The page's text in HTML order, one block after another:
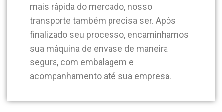
mais rápida do mercado, nosso
transporte também precisa ser. Após
finalizado seu processo, encaminhamos
sua máquina de envase de maneira
segura, com embalagem e
acompanhamento até sua empresa.